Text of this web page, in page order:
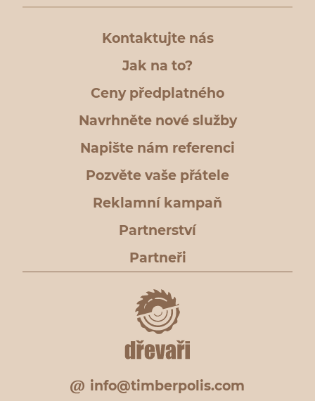
Kontaktujte nás
Jak na to?
Ceny předplatného
Navrhněte nové služby
Napište nám referenci
Pozvěte vaše přátele
Reklamní kampaň
Partnerství
Partneři
info@timberpolis.com